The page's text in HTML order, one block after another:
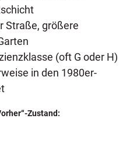
Straße, größere
(oft G oder H)
in den 1980er-
Zustand: